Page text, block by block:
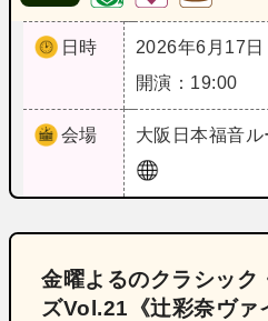
日時
2026年6月17日
開演：19:00
会場 大阪 日本福音
金曜よるのクラシック
ズVol.21《辻彩奈ヴァ